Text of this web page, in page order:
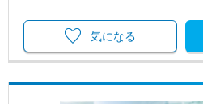
気になる